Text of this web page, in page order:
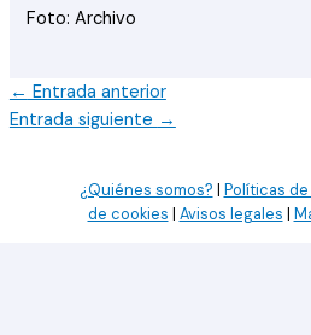
Foto: Archivo
← Entrada anterior
Entrada siguiente →
¿Quiénes somos? | Políticas
de cookies | Avisos legales |